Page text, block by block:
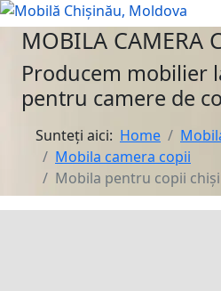
MOBILA CAMERA
Producem mobilier
pentru camere de
Sunteți aici: Home
Mobila camera copii
Mobila pentru copii